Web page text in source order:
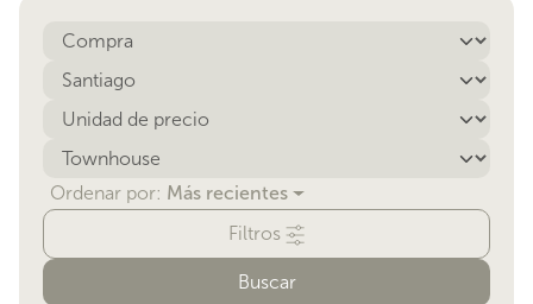
Ordenar por: Más recientes
Filtros
Buscar